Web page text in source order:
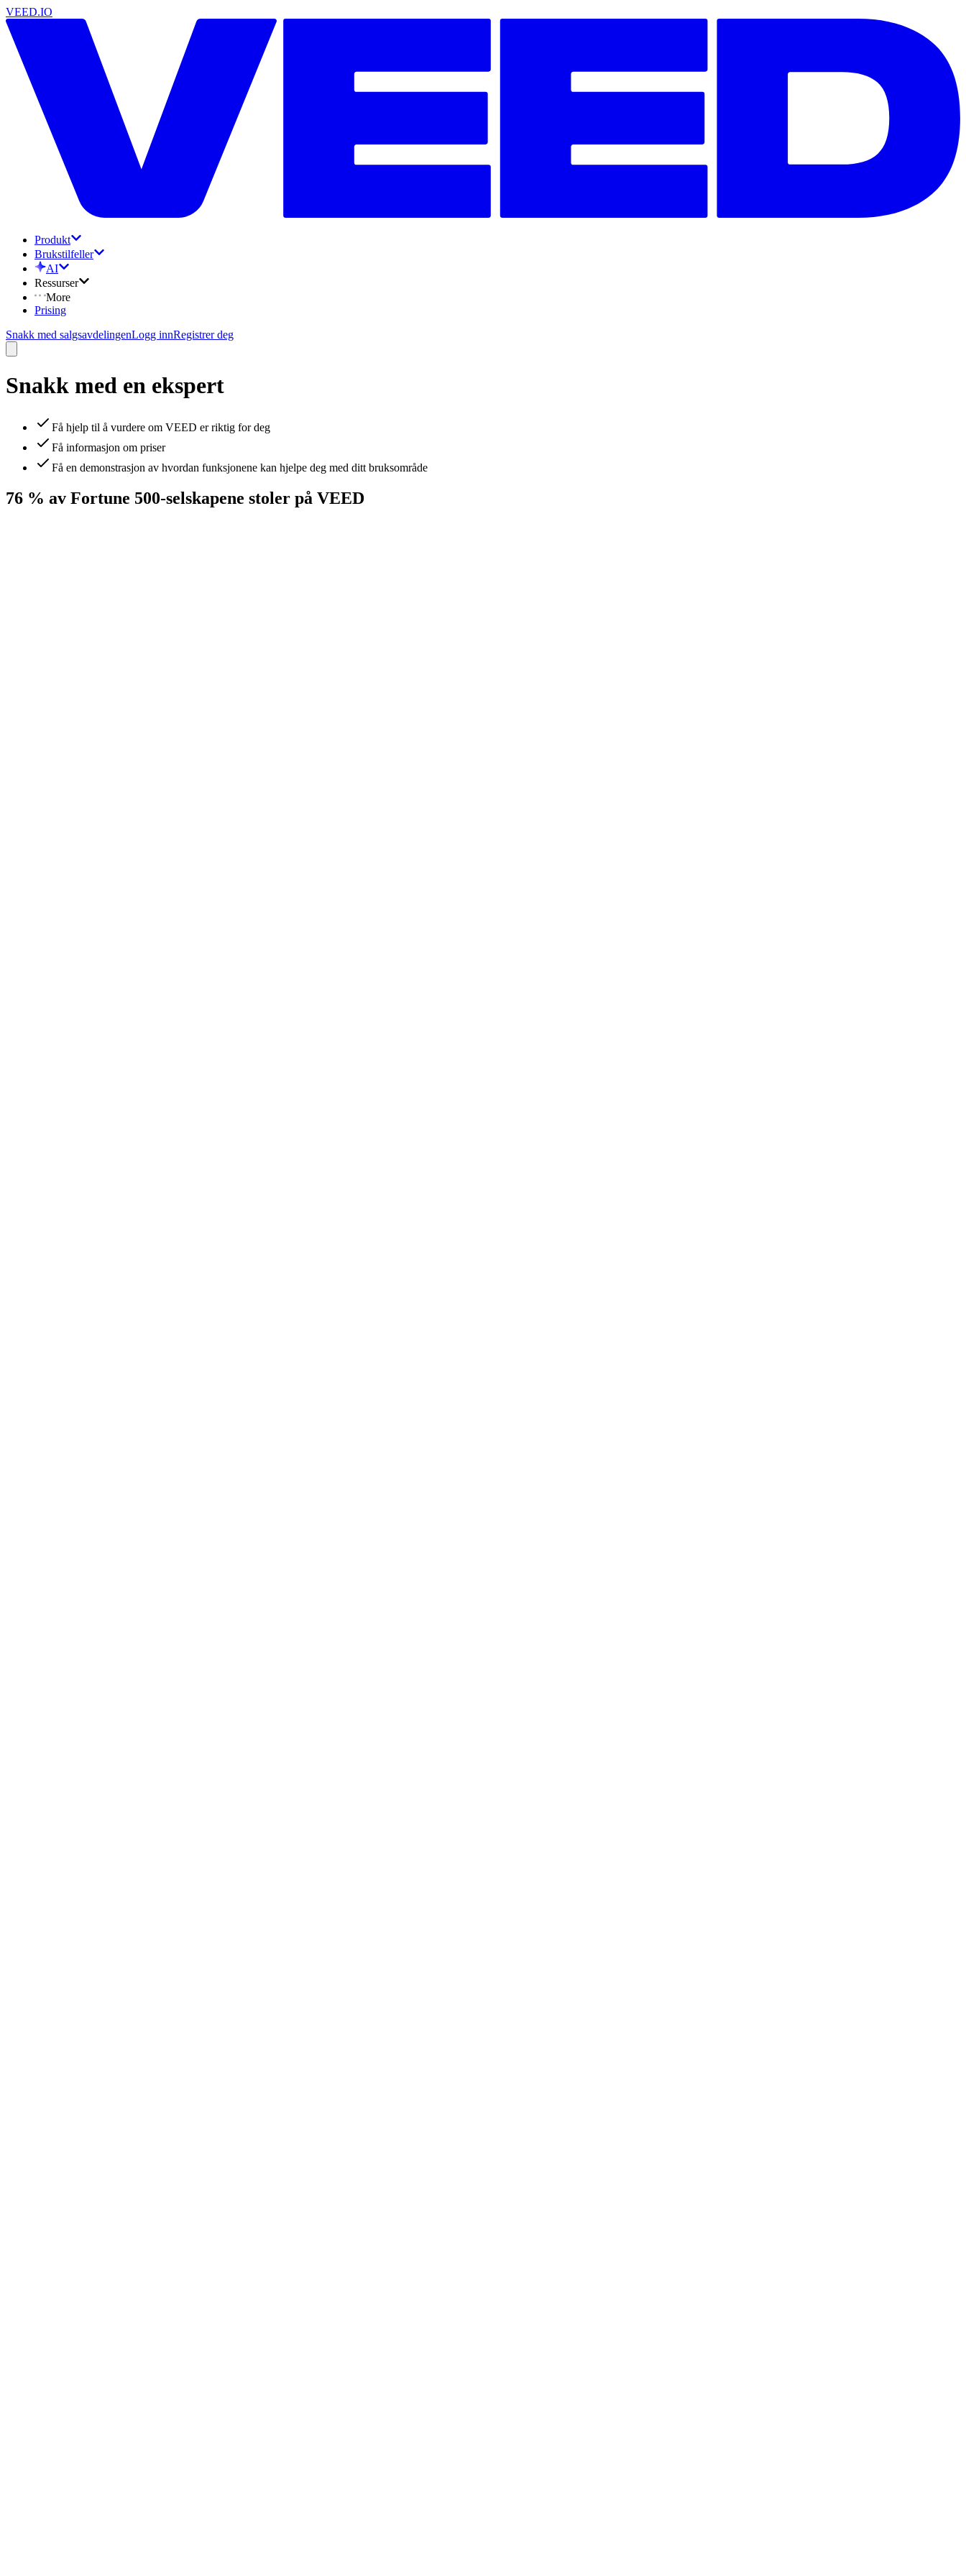
VEED.IO
Produkt
Brukstilfeller
AI
Ressurser
More
Prising
Snakk med salgsavdelingenLogg innRegistrer deg
Snakk med en ekspert
Få hjelp til å vurdere om VEED er riktig for deg
Få informasjon om priser
Få en demonstrasjon av hvordan funksjonene kan hjelpe deg med ditt bruksområde
76 % av Fortune 500-selskapene stoler på VEED